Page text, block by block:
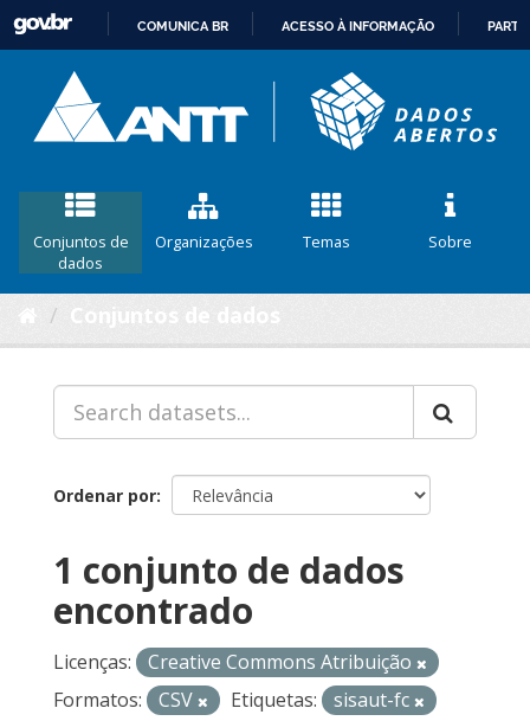
CONTEÚDO
COMUNICA BR ACESSO À INFORMAÇÃO
Conjuntos de
dados
Organizações Temas Sobre
Ordenar por
1 conjunto de dados
encontrado
Licenças:
Creative Commons Atribuição
Formatos:
CSV Etiquetas:
sisaut-fc